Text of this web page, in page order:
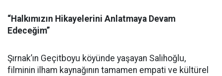
“Halkımızın Hikayelerini Anlatmaya Devam
Edeceğim”
Şırnak’ın Geçitboyu köyünde yaşayan Salihoğlu,
filminin ilham kaynağının tamamen empati ve kültürel